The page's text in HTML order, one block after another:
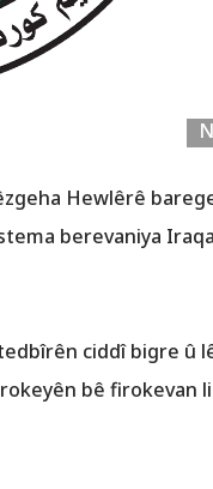
Hewlêrê
berevaniya
ciddî bigre û
bê firokevan